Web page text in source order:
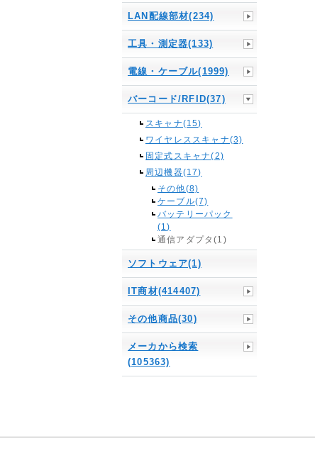
LAN配線部材(234)
工具・測定器(133)
電線・ケーブル(1999)
バーコード/RFID(37)
スキャナ(15)
ワイヤレススキャナ(3)
固定式スキャナ(2)
周辺機器(17)
その他(8)
ケーブル(7)
バッテリーパック
(1)
通信アダプタ(1)
ソフトウェア(1)
IT商材(414407)
その他商品(30)
メーカから検索
(105363)